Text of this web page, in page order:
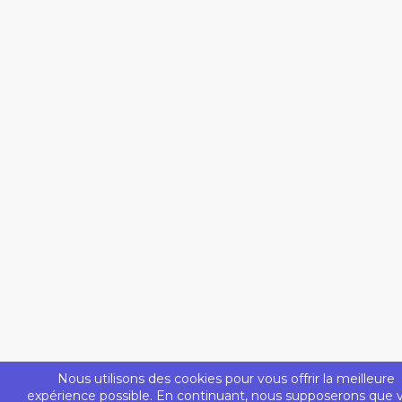
Nous utilisons des cookies pour vous offrir la meilleure
expérience possible. En continuant, nous supposerons que